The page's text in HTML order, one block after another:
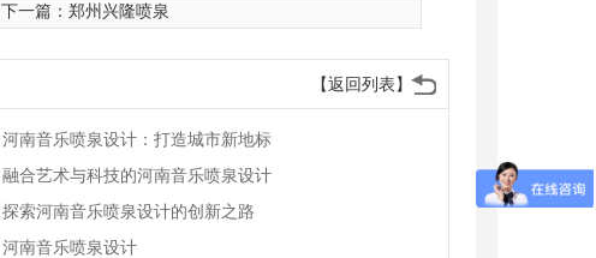
下一篇： 郑州兴隆喷泉
【返回列表】
河南音乐喷泉设计：打造城市新地标
融合艺术与科技的河南音乐喷泉设计
探索河南音乐喷泉设计的创新之路
河南音乐喷泉设计